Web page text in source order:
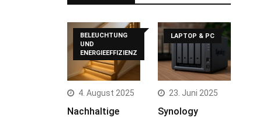
BELEUCHTUNG
UND
ENERGIEEFFIZIENZ
4. August 2025
Nachhaltige
LAPTOP & PC
23. Juni 2025
Synology